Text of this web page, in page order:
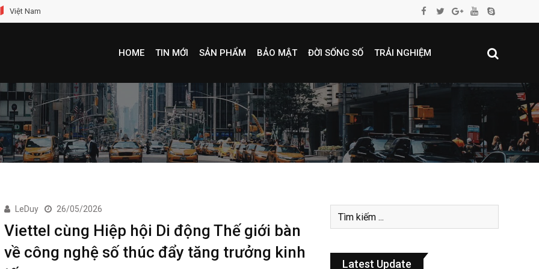
Việt Nam
HOME TIN MỚI SẢN PHẨM BẢO MẬT ĐỜI SỐNG SỐ TRẢI NGHIỆM
LeDuy 26/05/2026
Viettel cùng Hiệp hội Di động Thế giới bàn
về công nghệ số thúc đẩy tăng trưởng kinh
Latest Update